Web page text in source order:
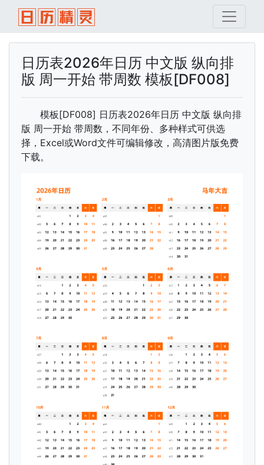
日历表2026年日历 中文版 纵向排
版 周一开始 带周数 模板[DF008]
模板[DF008] 日历表2026年日历 中文版 纵向排
版 周一开始 带周数，不同年份、多种样式可供选
择，Excel或Word文件可编辑修改，高清图片版免费
下载。